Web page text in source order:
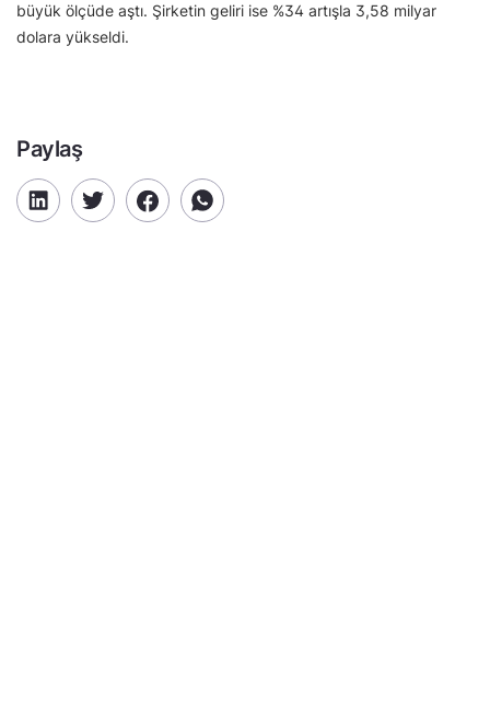
büyük ölçüde aştı. Şirketin geliri ise %34 artışla 3,58 milyar
dolara yükseldi.
Paylaş